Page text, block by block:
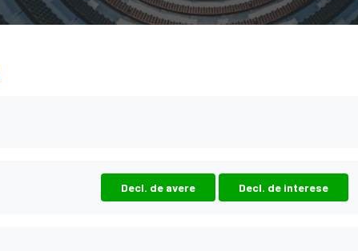
Decl. de avere Decl. de interese